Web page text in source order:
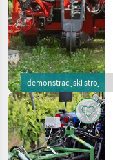
demonstracijski stroj